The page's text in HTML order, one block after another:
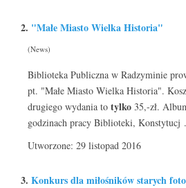
2. "Małe Miasto Wielka Historia"
(News)
Biblioteka Publiczna w Radzyminie
pt. "Małe Miasto Wielka Historia".
drugiego wydania to tylko 35,-zł.
godzinach pracy Biblioteki, Konstytucj
Utworzone: 29 listopad 2016
3. Konkurs dla miłośników starych